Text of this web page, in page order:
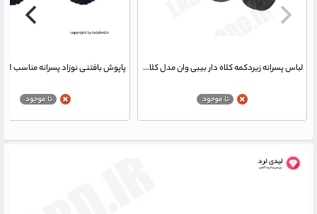
لباس پسرانه زیردکمه کلاه دار بیبی وان مدل کلاسیک نوک مدادی